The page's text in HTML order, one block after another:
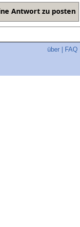
über FAQ